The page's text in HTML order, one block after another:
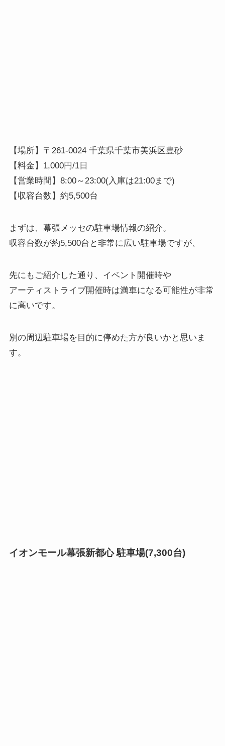
【場所】〒261-0024 千葉県千葉市美浜区豊砂
【料金】1,000円/1日
【営業時間】8:00～23:00(入庫は21:00まで)
【収容台数】約5,500台
まずは、幕張メッセの駐車場情報の紹介。
収容台数が約5,500台と非常に広い駐車場ですが、
先にもご紹介した通り、イベント開催時や
アーティストライブ開催時は満車になる可能性が非常
に高いです。
別の周辺駐車場を目的に停めた方が良いかと思いま
す。
イオンモール幕張新都心 駐車場(7,300台)